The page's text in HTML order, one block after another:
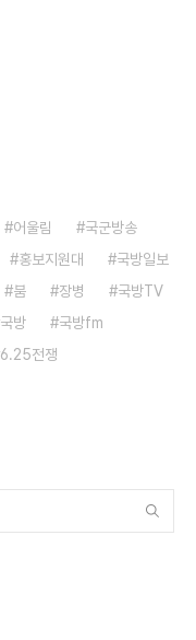
어울림
국군방송
홍보지원대
국방일보
붐 장병
국방TV
국방
국방fm
6.25전쟁